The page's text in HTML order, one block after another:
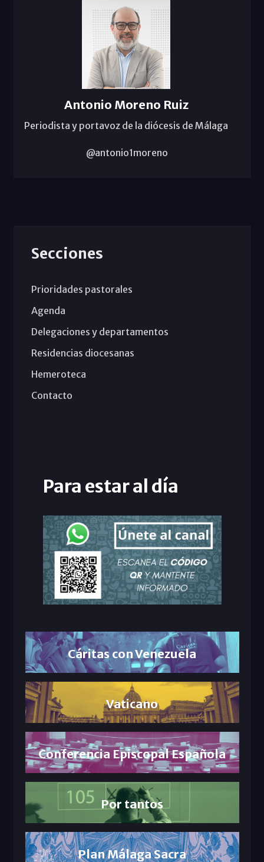
Antonio Moreno Ruiz
Periodista y portavoz de la diócesis de Málaga
@antonio1moreno
Secciones
Prioridades pastorales
Agenda
Delegaciones y departamentos
Residencias diocesanas
Hemeroteca
Contacto
Para estar al día
Cáritas con Venezuela
Vaticano
Conferencia Episcopal Española
Por tantos
Plan Málaga Sacra